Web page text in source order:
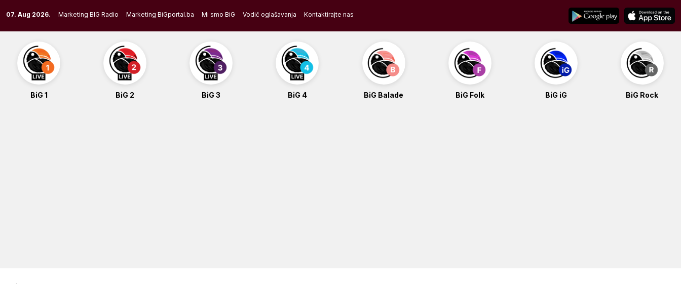
to
content
07. Aug 2026. Marketing BIG Radio Marketing BiGportal.ba Mi smo BiG Vodič oglašavanja Kontaktirajte nas
BiG 1 BiG 2 BiG 3 BiG 4 BiG Balade BiG Folk BiG iG BiG Rock